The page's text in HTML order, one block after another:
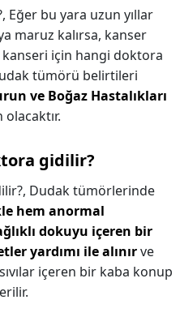
Eğer bu yara uzun yıllar
maruz kalırsa, kanser
için hangi doktora
tümörü belirtileri
ve Boğaz Hastalıkları
gidilir?
Dudak tümörlerinde
hem anormal
dokuyu içeren bir
yardımı ile alınırve
içeren bir kaba konup